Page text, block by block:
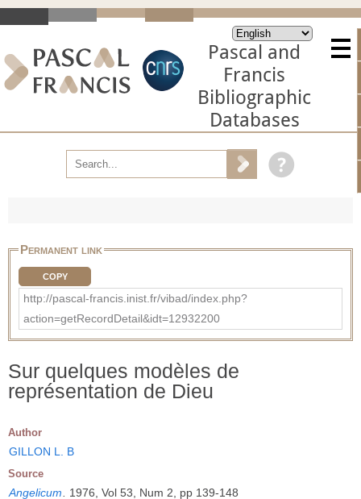
Pascal and
Francis
Bibliographic
Databases
Permanent link
COPY
http://pascal-francis.inist.fr/vibad/index.php?
action=getRecordDetail&idt=12932200
Sur quelques modèles de
représentation de Dieu
Author
GILLON L. B
Source
Angelicum 1976, Vol 53, Num 2, pp 139-148